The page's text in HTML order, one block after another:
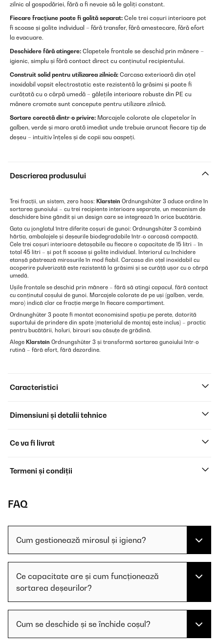
zilnic al gospodăriei, fără a fi nevoie să le goliți constant.
Fiecare fracțiune poate fi golită separat: Cele trei coșuri interioare pot
fi scoase și golite individual – fără transfer, fără amestecare, fără efort
la evacuare.
Deschidere fără atingere: Clapetele frontale se deschid prin mânere –
igienic, simplu și fără contact direct cu conținutul recipientului.
Construit solid pentru utilizarea zilnică: Carcasa exterioară din oțel
inoxidabil vopsit electrostatic este rezistentă la grăsimi și poate fi
curățată cu o cârpă umedă – gălețile interioare robuste din PE cu
mânere cromate sunt concepute pentru utilizare zilnică.
Sortare corectă dintr-o privire: Marcajele colorate ale clapetelor în
galben, verde și maro arată imediat unde trebuie aruncat fiecare tip de
deșeu – intuitiv înțeles și de copii sau oaspeți.
Descrierea produsului
Trei fracții, un sistem, zero haos: Klarstein Ordnungshüter 3 aduce ordine în
sortarea gunoiului – cu trei recipiente interioare separate, un mecanism de
deschidere bine gândit și un design care se integrează în orice bucătărie.
Gata cu jonglatul între diferite coșuri de gunoi: Ordnungshüter 3 combină
hârtia, ambalajele și deșeurile biodegradabile într-o carcasă compactă.
Cele trei coșuri interioare detașabile au fiecare o capacitate de 15 litri – în
total 45 litri – și pot fi scoase și golite individual. Interiorul cu închidere
etanșă păstrează mirosurile în mod fiabil. Carcasa din oțel inoxidabil cu
acoperire pulverizată este rezistentă la grăsimi și se curăță ușor cu o cârpă
umedă.
Ușile frontale se deschid prin mânere – fără să atingi capacul, fără contact
cu conținutul coșului de gunoi. Marcajele colorate de pe uși (galben, verde,
maro) indică clar ce fracție merge în fiecare compartiment.
Ordnunghüter 3 poate fi montat economisind spațiu pe perete, datorită
suportului de prindere din spate (materialul de montaj este inclus) – practic
pentru bucătării, holuri, birouri sau căsuțe de grădină.
Alege Klarstein Ordnungshüter 3 și transformă sortarea gunoiului într-o
rutină – fără efort, fără dezordine.
Caracteristici
Dimensiuni și detalii tehnice
Ce va fi livrat
Termeni și condiții
FAQ
Cum gestionează mirosul și igiena?
Ce capacitate are și cum funcționează
sortarea deșeurilor?
Cum se deschide și se închide coșul?